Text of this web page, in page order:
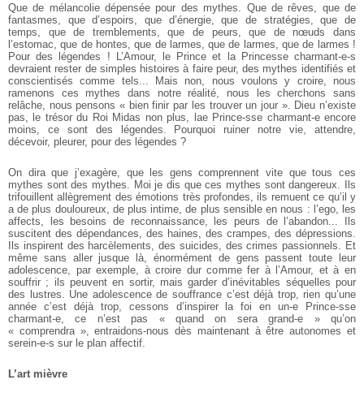
Que de mélancolie dépensée pour des mythes. Que de rêves, que de
fantasmes, que d’espoirs, que d’énergie, que de stratégies, que de
temps, que de tremblements, que de peurs, que de nœuds dans
l’estomac, que de hontes, que de larmes, que de larmes, que de larmes !
Pour des légendes ! L’Amour, le Prince et la Princesse charmant-e-s
devraient rester de simples histoires à faire peur, des mythes identifiés et
conscientisés comme tels... Mais non, nous voulons y croire, nous
ramenons ces mythes dans notre réalité, nous les cherchons sans
relâche, nous pensons « bien finir par les trouver un jour ». Dieu n’existe
pas, le trésor du Roi Midas non plus, lae Prince-sse charmant-e encore
moins, ce sont des légendes. Pourquoi ruiner notre vie, attendre,
décevoir, pleurer, pour des légendes ?
On dira que j’exagère, que les gens comprennent vite que tous ces
mythes sont des mythes. Moi je dis que ces mythes sont dangereux. Ils
trifouillent allègrement des émotions très profondes, ils remuent ce qu’il y
a de plus douloureux, de plus intime, de plus sensible en nous : l’ego, les
affects, les besoins de reconnaissance, les peurs de l’abandon... Ils
suscitent des dépendances, des haines, des crampes, des dépressions.
Ils inspirent des harcèlements, des suicides, des crimes passionnels. Et
même sans aller jusque là, énormément de gens passent toute leur
adolescence, par exemple, à croire dur comme fer à l’Amour, et à en
souffrir ; ils peuvent en sortir, mais garder d’inévitables séquelles pour
des lustres. Une adolescence de souffrance c’est déjà trop, rien qu’une
année c’est déjà trop, cessons d’inspirer la foi en un-e Prince-sse
charmant-e, ce n’est pas « quand on sera grand-e » qu’on
« comprendra », entraidons-nous dès maintenant à être autonomes et
serein-e-s sur le plan affectif.
L’art mièvre